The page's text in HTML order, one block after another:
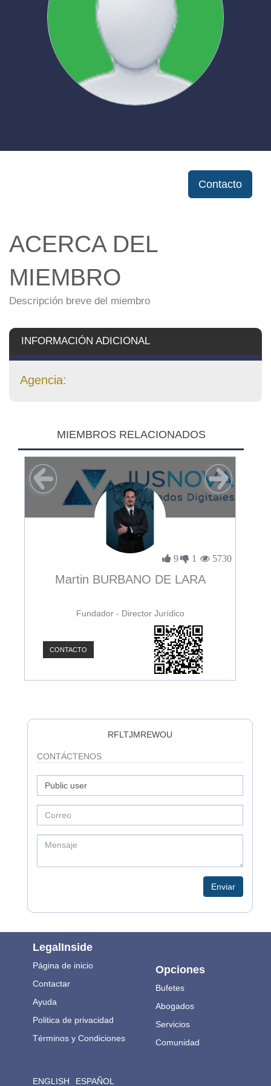
Contacto
ACERCA DEL
MIEMBRO
Descripción breve del miembro
INFORMACIÓN ADICIONAL
Agencia:
MIEMBROS RELACIONADOS
9 1 5730
Martin BURBANO DE LARA
Fundador - Director Jurídico
CONTACTO
RFLTJMREWOU
CONTÁCTENOS
Enviar
LegalInside
Página de inicio
Contactar
Ayuda
Politica de privacidad
Términos y Condiciones
ENGLISH ESPAÑOL
Opciones
Bufetes
Abogados
Servicios
Comunidad
.